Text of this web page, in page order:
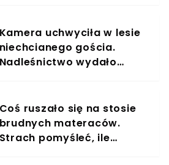
Kamera uchwyciła w lesie
niechcianego gościa.
Nadleśnictwo wydało
Coś ruszało się na stosie
brudnych materaców.
Strach pomyśleć, ile